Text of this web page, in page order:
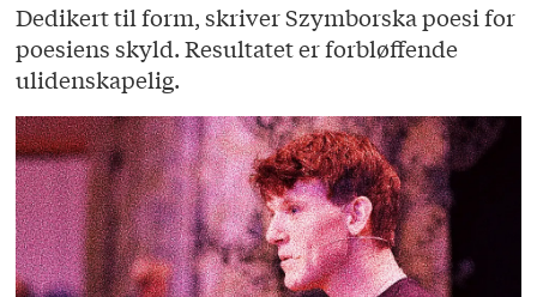
Dedikert til form, skriver Szymborska poesi for
poesiens skyld. Resultatet er forbløffende
ulidenskapelig.